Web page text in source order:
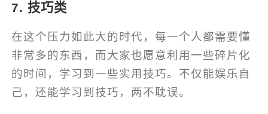
7. 技巧类
在这个压力如此大的时代，每一个人都需要懂
非常多的东西，而大家也愿意利用一些碎片化
的时间，学习到一些实用技巧。不仅能娱乐自
己，还能学习到技巧，两不耽误。